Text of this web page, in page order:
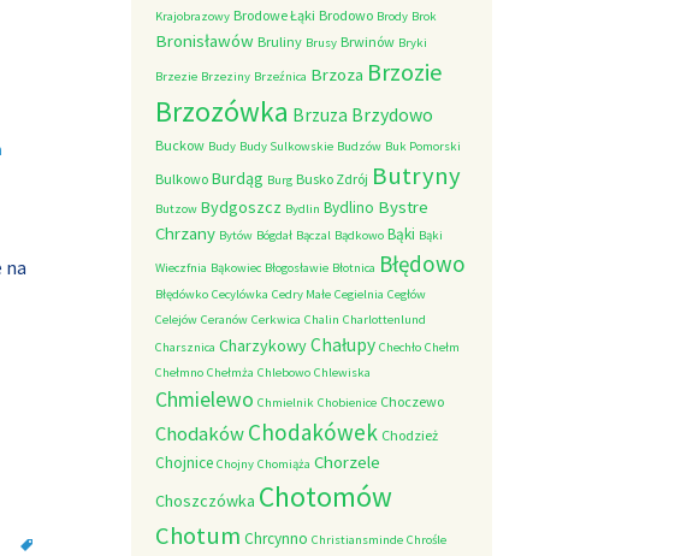
na
Krajobrazowy Brodowe Łąki Brodowo Brody Brok
Bronisławów Bruliny Brusy Brwinów Bryki
Brzezie Brzeziny Brzeźnica Brzoza Brzozie
Brzozówka Brzuza Brzydowo
Buckow Budy Budy Sulkowskie Budzów Buk Pomorski
Bulkowo Burdąg Burg Busko Zdrój Butryny
Butzow Bydgoszcz Bydlin Bydlino Bystre
Chrzany Bytów Bógdał Bączal Bądkowo Bąki Bąki
Wieczfnia Bąkowiec Błogosławie Błotnica Błędowo
Błędówko Cecylówka Cedry Małe Cegielnia Cegłów
Celejów Ceranów Cerkwica Chalin Charlottenlund
Charsznica CharzykowyChałupy Chechło Chełm
Chełmno Chełmża Chlebowo Chlewiska
Chmielewo Chmielnik Chobienice Choczewo
ChodakówChodakówek Chodzież
Chojnice Chojny Chomiąża Chorzele
Choszczówka Chotomów
Chotum Chrcynno Christiansminde Chrośle